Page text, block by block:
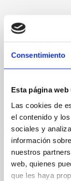
Consentimiento
Esta página
Las cookies de
el contenido y
sociales y
información
nuestros
web, quienes
que les haya
Crta. las
96 578 27 77